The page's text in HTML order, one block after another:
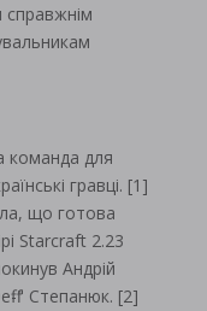
справжнім
команда для
гравці. [1]
що готова
Starcraft 2.23
Андрій
" Степанюк. [2]